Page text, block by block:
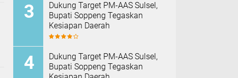
Dukung Target PM-AAS Sulsel,
Bupati Soppeng Tegaskan
Kesiapan Daerah
Dukung Target PM-AAS Sulsel,
Bupati Soppeng Tegaskan